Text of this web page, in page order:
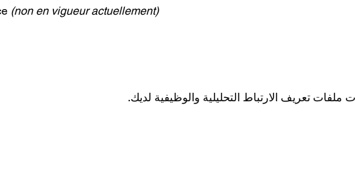
(non en vigueur actuellement)